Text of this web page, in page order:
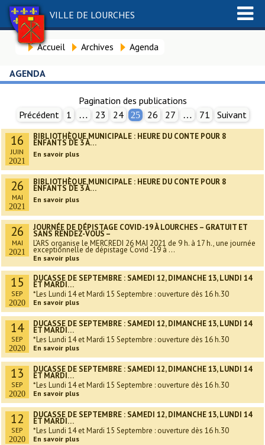
VILLE DE LOURCHES
Accueil Archives Agenda
AGENDA
Pagination des publications
Précédent
1 … 23 24 25 26 27 … 71 Suivant
16
JUIN
2021
BIBLIOTHÈQUE MUNICIPALE : HEURE DU CONTE POUR 8
ENFANTS DE 3 À…
En savoir plus
26
MAI
2021
BIBLIOTHÈQUE MUNICIPALE : HEURE DU CONTE POUR 8
ENFANTS DE 3 À…
En savoir plus
26
MAI
2021
JOURNÉE DE DÉPISTAGE COVID-19 À LOURCHES – GRATUIT ET
SANS RENDEZ-VOUS –
L’ARS organise le MERCREDI 26 MAI 2021 de 9 h. à 17 h., une journée
exceptionnelle de dépistage Covid -19 à ...
En savoir plus
15
SEP
2020
DUCASSE DE SEPTEMBRE : SAMEDI 12, DIMANCHE 13, LUNDI 14
ET MARDI…
*Les Lundi 14 et Mardi 15 Septembre : ouverture dès 16 h.30
En savoir plus
14
SEP
2020
DUCASSE DE SEPTEMBRE : SAMEDI 12, DIMANCHE 13, LUNDI 14
ET MARDI…
*Les Lundi 14 et Mardi 15 Septembre : ouverture dès 16 h.30
En savoir plus
13
SEP
2020
DUCASSE DE SEPTEMBRE : SAMEDI 12, DIMANCHE 13, LUNDI 14
ET MARDI…
*Les Lundi 14 et Mardi 15 Septembre : ouverture dès 16 h.30
En savoir plus
12
SEP
2020
DUCASSE DE SEPTEMBRE : SAMEDI 12, DIMANCHE 13, LUNDI 14
ET MARDI…
*Les Lundi 14 et Mardi 15 Septembre : ouverture dès 16 h.30
En savoir plus